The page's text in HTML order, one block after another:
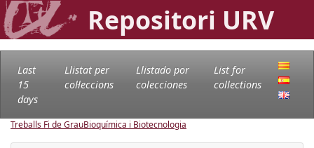
Repositori URV
Last
15
days
Llistat per
col·leccions
Llistado por
colecciones
List for
collections
Treballs Fi de GrauBioquímica i Biotecnologia